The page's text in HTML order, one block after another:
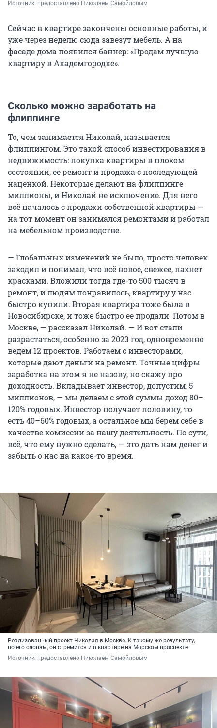
Источник: предоставлено Николаем Самойловым
Сейчас в квартире закончены основные работы, и
уже через неделю сюда завезут мебель. А на
фасаде дома появился баннер: «Продам лучшую
квартиру в Академгородке».
Сколько можно заработать на
флиппинге
То, чем занимается Николай, называется
флиппингом. Это такой способ инвестирования в
недвижимость: покупка квартиры в плохом
состоянии, ее ремонт и продажа с последующей
наценкой. Некоторые делают на флиппинге
миллионы, и Николай не исключение. Для него
всё началось с продажи собственной квартиры —
на тот момент он занимался ремонтами и работал
на мебельном производстве.
— Глобальных изменений не было, просто человек
заходил и понимал, что всё новое, свежее, пахнет
красками. Вложили тогда где-то 500 тысяч в
ремонт, и людям понравилось, квартиру у нас
быстро купили. Вторая квартира тоже была в
Новосибирске, и тоже быстро ее продали. Потом в
Москве, — рассказал Николай. — И вот стали
разрастаться, особенно за 2023 год, одновременно
ведем 12 проектов. Работаем с инвесторами,
которые дают деньги на ремонт. Точные цифры
заработка на этом я не назову, но скажу про
доходность. Вкладывает инвестор, допустим, 5
миллионов, — мы делаем с этой суммы доход 80–
120% годовых. Инвестор получает половину, то
есть 40–60% годовых, а остальное мы берем себе в
качестве комиссии за нашу деятельность. По сути,
всё, что ему нужно сделать, — это дать нам денег и
забыть о нас на какое-то время.
Реализованный проект Николая в Москве. К такому же результату,
по его словам, он стремится и в квартире на Морском проспекте
Источник: предоставлено Николаем Самойловым